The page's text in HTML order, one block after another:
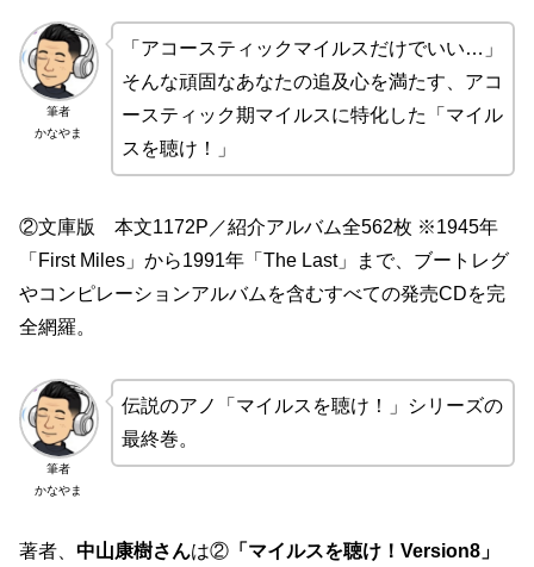
筆者
かなやま
「アコースティックマイルスだけでいい…」
そんな頑固なあなたの追及心を満たす、アコ
ースティック期マイルスに特化した「マイル
スを聴け！」
②文庫版 本文1172P／紹介アルバム全562枚 ※1945年
「First Miles」から1991年「The Last」まで、ブートレグ
やコンピレーションアルバムを含むすべての発売CDを完
全網羅。
筆者
かなやま
伝説のアノ「マイルスを聴け！」シリーズの
最終巻。
著者、 中山康樹さんは② 「マイルスを聴け！Version8」